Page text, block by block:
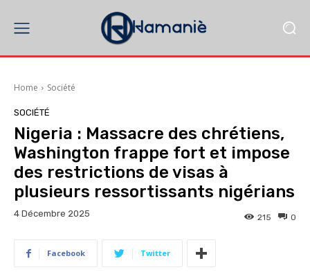
Home Société
SOCIÉTÉ
Nigeria : Massacre des chrétiens,
Washington frappe fort et impose
des restrictions de visas à
plusieurs ressortissants nigérians
4 Décembre 2025 0
215
Facebook Twitter